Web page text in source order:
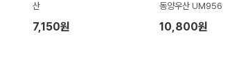
산
7,150원
동양우산 UM956
10,800원